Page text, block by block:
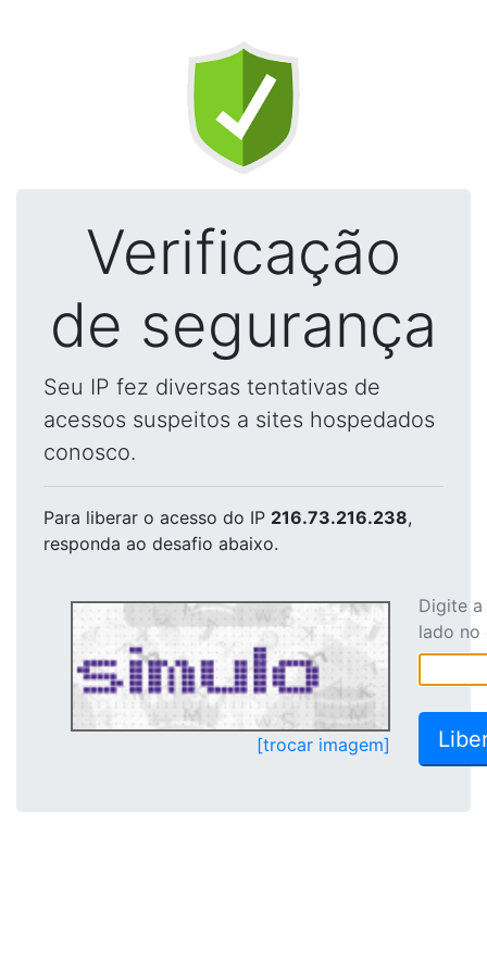
Verificação
de segurança
Seu IP fez diversas tentativas de
acessos suspeitos a sites hospedados
conosco.
Para liberar o acesso do IP 216.73.216.238,
responda ao desafio abaixo.
[trocar imagem]
Digite
lado no